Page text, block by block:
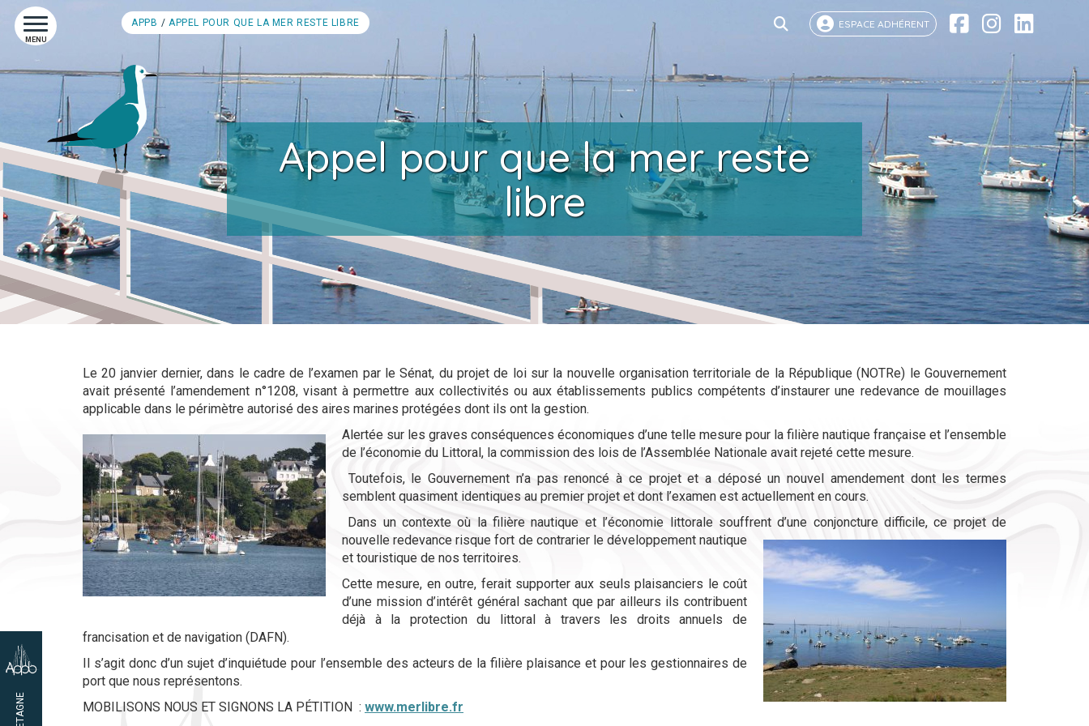
MENU
ESPACE ADHÉRENT
APPB APPEL POUR QUE LA MER RESTE LIBRE
Appel pour que la mer reste
libre
Le 20 janvier dernier, dans le cadre de l’examen par le Sénat, du projet de loi sur la nouvelle organisation territoriale de la République (NOTRe) le Gouvernement
avait présenté l’amendement n°1208, visant à permettre aux collectivités ou aux établissements publics compétents d’instaurer une redevance de mouillages
applicable dans le périmètre autorisé des aires marines protégées dont ils ont la gestion.
Alertée sur les graves conséquences économiques d’une telle mesure pour la filière nautique française et l’ensemble
de l’économie du Littoral, la commission des lois de l’Assemblée Nationale avait rejeté cette mesure.
Toutefois, le Gouvernement n’a pas renoncé à ce projet et a déposé un nouvel amendement dont les termes
semblent quasiment identiques au premier projet et dont l’examen est actuellement en cours.
Dans un contexte où la filière nautique et l’économie littorale souffrent d’une conjoncture difficile, ce projet de
nouvelle redevance risque fort de contrarier le développement nautique
et touristique de nos territoires.
Cette mesure, en outre, ferait supporter aux seuls plaisanciers le coût
d’une mission d’intérêt général sachant que par ailleurs ils contribuent
déjà à la protection du littoral à travers les droits annuels de
francisation et de navigation (DAFN).
Il s’agit donc d’un sujet d’inquiétude pour l’ensemble des acteurs de la filière plaisance et pour les gestionnaires de
port que nous représentons.
MOBILISONS NOUS ET SIGNONS LA PÉTITION : www.merlibre.fr